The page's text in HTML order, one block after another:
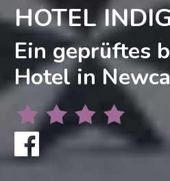
HOTEL
Ein geprüftes
Hotel in